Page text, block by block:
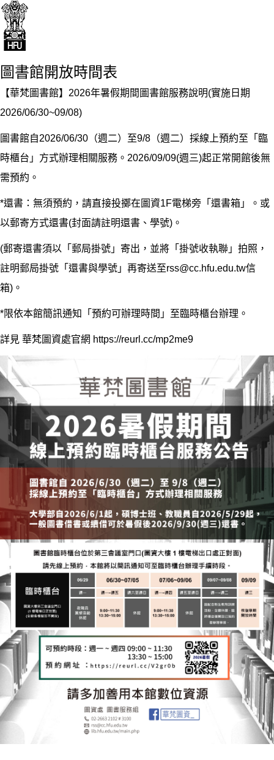
圖書館開放時間表
【華梵圖書館】2026年暑假期間圖書館服務說明(實施日期
2026/06/30~09/08)
圖書館自2026/06/30（週二）至9/8（週二）採線上預約至「臨
時櫃台」方式辦理相關服務。2026/09/09(週三)起正常開館後無
需預約。
*還書：無須預約，請直接投擲在圖資1F電梯旁「還書箱」。或
以郵寄方式還書(封面請註明還書、學號)。
(郵寄還書須以「郵局掛號」寄出，並將「掛號收執聯」拍照，
註明郵局掛號「還書與學號」再寄送至rss@cc.hfu.edu.tw信
箱)。
*限依本館簡訊通知「預約可辦理時間」至臨時櫃台辦理。
詳見 華梵圖資處官網 https://reurl.cc/mp2me9